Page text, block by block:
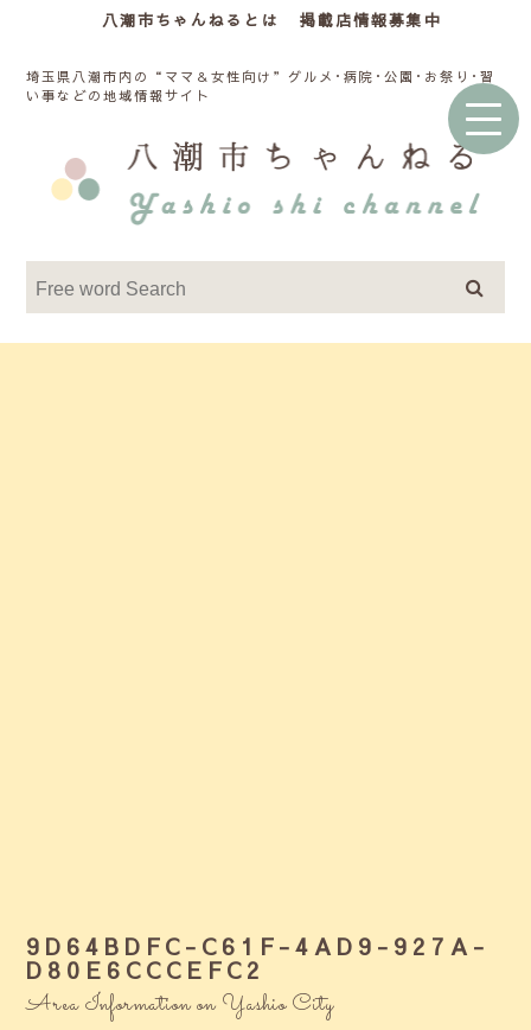
八潮市ちゃんねるとは 掲載店情報募集中
埼玉県八潮市内の“ママ＆女性向け”グルメ･病院･公園･お祭り･習
い事などの地域情報サイト
9D64BDFC-C61F-4AD9-927A-
D80E6CCCEFC2
Area Information on Yashio City